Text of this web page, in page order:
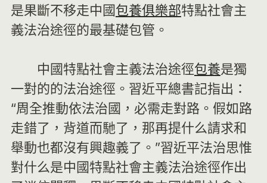
是果斷不移走中國包養俱樂部特點社會主
義法治途徑的最基礎包管。
中國特點社會主義法治途徑包養是獨
一對的的法治途徑。習近平總書記指出：
“周全推動依法治國，必需走對路。假如路
走錯了，背道而馳了，那再提什么請求和
舉動也都沒有興趣義了。”習近平法治思惟
對什么是中國特點社會主義法治途徑作出